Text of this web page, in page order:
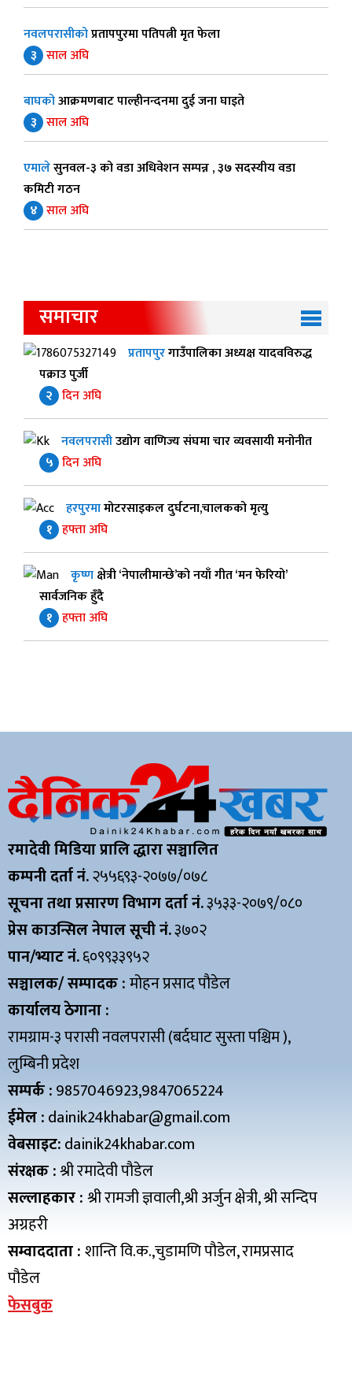
नवलपरासीकोप्रतापपुरमा पतिपत्नी मृत फेला
३ साल अघि
बाघकोआक्रमणबाट पाल्हीनन्दनमा दुई जना घाइते
३ साल अघि
एमालेसुनवल-३ को वडा अधिवेशन सम्पन्न , ३७ सदस्यीय वडा
कमिटी गठन
४ साल अघि
समाचार
प्रतापपुरगाउँपालिका अध्यक्ष यादवविरुद्ध
पक्राउ पुर्जी
२ दिन अघि
नवलपरासीउद्योग वाणिज्य संघमा चार व्यवसायी मनोनीत
५ दिन अघि
हरपुरमामोटरसाइकल दुर्घटना,चालकको मृत्यु
१ हफ्ता अघि
कृष्णक्षेत्री ‘नेपालीमान्छे’को नयाँ गीत ‘मन फेरियो’
सार्वजनिक हुँदै
१ हफ्ता अघि
रमादेवी मिडिया प्रालि द्धारा सञ्चालित
कम्पनी दर्ता नं.२५५६९३-२०७७/०७८
सूचना तथा प्रसारण विभाग दर्ता नं.३५३३-२०७९/०८०
प्रेस काउन्सिल नेपाल सूची नं.३७०२
पान/भ्याट नं.६०९९३३९५२
सञ्चालक/ सम्पादक :मोहन प्रसाद पौडेल
कार्यालय ठेगाना :
रामग्राम-३ परासी नवलपरासी (बर्दघाट सुस्ता पश्चिम ),
लुम्बिनी प्रदेश
सम्पर्क :9857046923,9847065224
ईमेल :dainik24khabar@gmail.com
वेबसाइट:dainik24khabar.com
संरक्षक :श्री रमादेवी पौडेल
सल्लाहकार :श्री रामजी ज्ञवाली,श्री अर्जुन क्षेत्री, श्री सन्दिप
अग्रहरी
सम्वाददाता :शान्ति वि.क.,चुडामणि पौडेल, रामप्रसाद
पौडेल
फेसबुक